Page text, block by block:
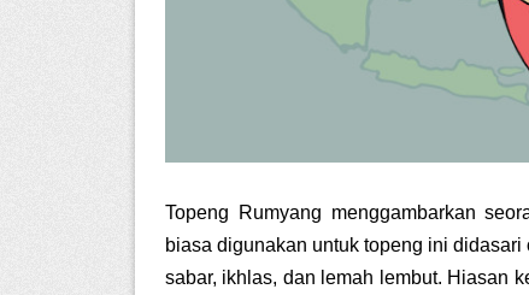
Topeng Rumyang menggambarkan
biasa digunakan untuk topeng ini
sabar, ikhlas, dan lemah lembut. Hiasan